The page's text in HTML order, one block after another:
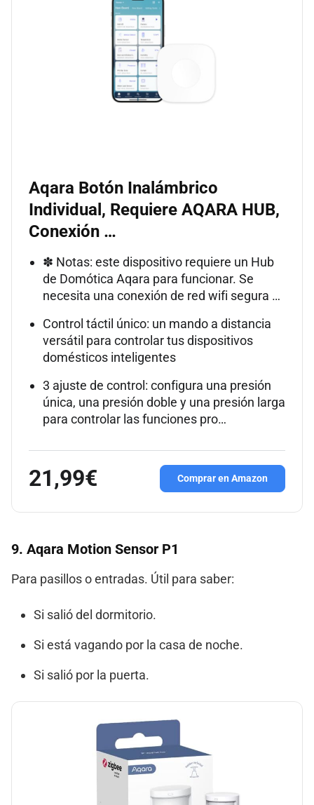
Aqara Botón Inalámbrico
Individual, Requiere AQARA HUB,
Conexión …
✽ Notas: este dispositivo requiere un Hub
de Domótica Aqara para funcionar. Se
necesita una conexión de red wifi segura …
Control táctil único: un mando a distancia
versátil para controlar tus dispositivos
domésticos inteligentes
3 ajuste de control: configura una presión
única, una presión doble y una presión larga
para controlar las funciones pro…
21,99€ Comprar en Amazon
9. Aqara Motion Sensor P1
Para pasillos o entradas. Útil para saber:
Si salió del dormitorio.
Si está vagando por la casa de noche.
Si salió por la puerta.